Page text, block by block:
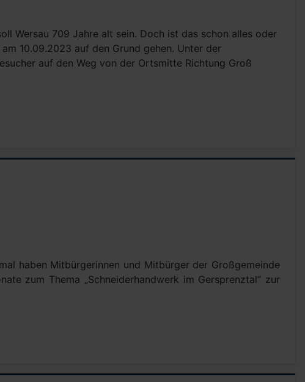
Wersau 709 Jahre alt sein. Doch ist das schon alles oder
10.09.2023 auf den Grund gehen. Unter der
auf den Weg von der Ortsmitte Richtung Groß
haben Mitbürgerinnen und Mitbürger der Großgemeinde
zum Thema „Schneiderhandwerk im Gersprenztal“ zur